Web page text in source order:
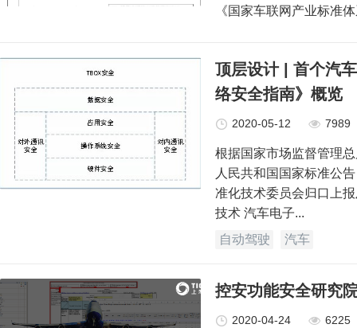
《国家车联网产业标准
顶层设计 | 首个汽
络安全指南》概览
2020-05-12 7989
根据国家市场监督管理
人民共和国国家标准公
准化技术委员会归口上
技术 汽车电子...
自动驾驶
汽车
控安功能安全研究
2020-04-24 6225